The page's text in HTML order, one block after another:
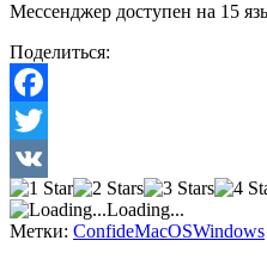
Мессенджер доступен на 15
Поделиться:
Facebook
Twitter
VK
Loading...
Метки: ConfideMacOSWindows